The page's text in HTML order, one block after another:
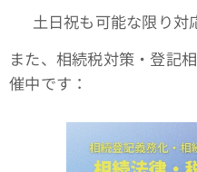
📆 土日祝も可能な限り対
また、相続税対策・登記
催中です：